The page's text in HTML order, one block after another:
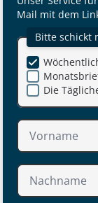
Mail mit dem
Bitte schickt
Die